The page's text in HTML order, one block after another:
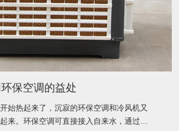
保空调的益处
热起来了，沉寂的环保空调和冷风机又
来。环保空调可直接接入自来水，通过风